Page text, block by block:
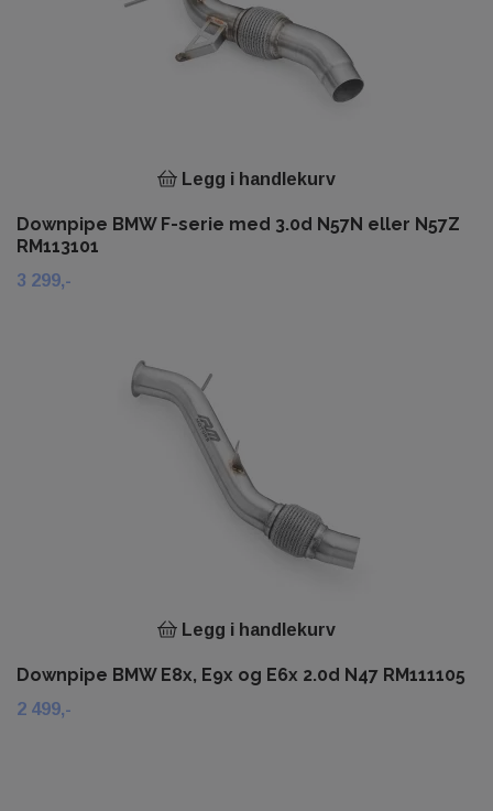
Legg i handlekurv
Downpipe BMW F-serie med 3.0d N57N eller N57Z
RM113101
3 299,-
Legg i handlekurv
Downpipe BMW E8x, E9x og E6x 2.0d N47 RM111105
2 499,-